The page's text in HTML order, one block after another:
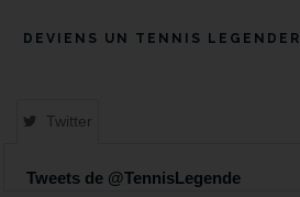
DEVIENS UN TENNIS LEGENDER
Twitter
Tweets de @TennisLegende